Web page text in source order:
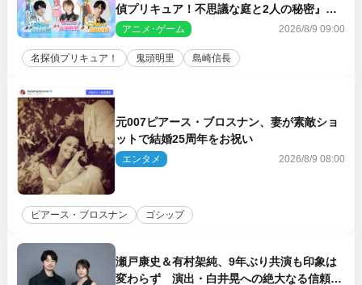
偵プリキュア！不思議な庭と2人の秘密』ゲ
スト声優に決定
アニメ･ゲーム 2026/8/9 09:00
名探偵プリキュア！ 鬼頭明里 島崎信長
元007ピアース・ブロスナン、妻が素敵ショ
ットで結婚25周年をお祝い
エンタメ 2026/8/9 08:00
ピアース・ブロスナン ゴシップ
瀬戸康史＆有村架純、9年ぶり共演も印象は
変わらず 演出・白井晃への絶大なる信頼を